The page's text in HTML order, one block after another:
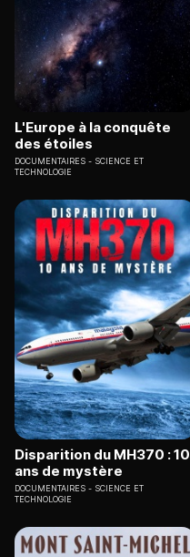
L'Europe à la conquête
des étoiles
DOCUMENTAIRES
SCIENCE ET
TECHNOLOGIE
Disparition du MH370 : 10
ans de mystère
DOCUMENTAIRES
SCIENCE ET
TECHNOLOGIE